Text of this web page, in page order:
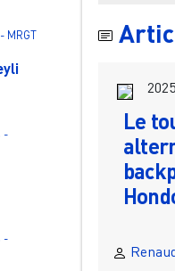
MRGT
-
-
2025
Le